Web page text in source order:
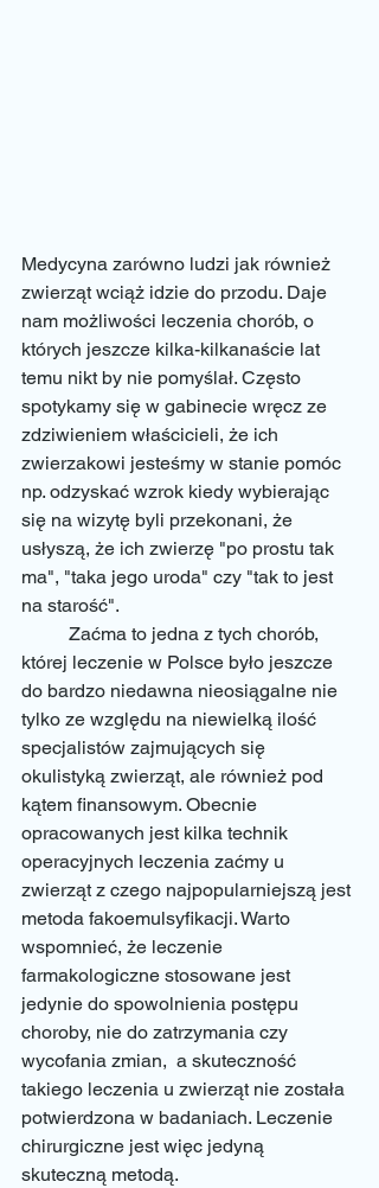
Medycyna zarówno ludzi jak również
zwierząt wciąż idzie do przodu. Daje
nam możliwości leczenia chorób, o
których jeszcze kilka-kilkanaście lat
temu nikt by nie pomyślał. Często
spotykamy się w gabinecie wręcz ze
zdziwieniem właścicieli, że ich
zwierzakowi jesteśmy w stanie pomóc
np. odzyskać wzrok kiedy wybierając
się na wizytę byli przekonani, że
usłyszą, że ich zwierzę "po prostu tak
ma", "taka jego uroda" czy "tak to jest
na starość".
której leczenie w Polsce było jeszcze
do bardzo niedawna nieosiągalne nie
tylko ze względu na niewielką ilość
specjalistów zajmujących się
okulistyką zwierząt, ale również pod
kątem finansowym. Obecnie
opracowanych jest kilka technik
operacyjnych leczenia zaćmy u
zwierząt z czego najpopularniejszą jest
metoda fakoemulsyfikacji. Warto
wspomnieć, że leczenie
farmakologiczne stosowane jest
jedynie do spowolnienia postępu
choroby, nie do zatrzymania czy
wycofania zmian,  a skuteczność
takiego leczenia u zwierząt nie została
potwierdzona w badaniach. Leczenie
chirurgiczne jest więc jedyną
skuteczną metodą.